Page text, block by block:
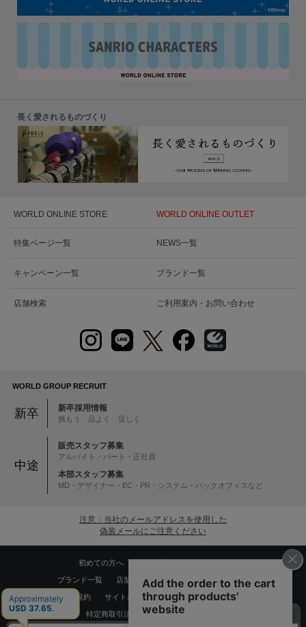
長く愛されるものづくり
WORLD ONLINE STORE WORLD ONLINE OUTLET
特集ページ一覧 NEWS一覧
キャンペーン一覧 ブランド一覧
店舗検索 ご利用案内・お問い合わせ
WORLD GROUP RECRUIT
新卒 新卒採用情報
挑もう 品よく 逞しく
中途
販売スタッフ募集
アルバイト・パート・正社員
本部スタッフ募集
MD・デザイナー・EC・PR・システム・バックオフィスなど
注意：当社のメールアドレスを使用した
偽装メールにご注意ください
初めての方へ
ブランド一覧 店舗検索 企業情報 株主優待制度
利用規約 サイトポリシー プライバシーポリシー
特定商取引法に基づく表記